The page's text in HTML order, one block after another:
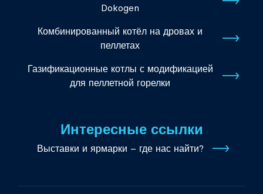
Dokogen
Комбинированный котёл на дровах и
пеллетах
Газификационные котлы с модификацией
для пеллетной горелки
Интересные ссылки
Выставки и ярмарки – где нас найти?